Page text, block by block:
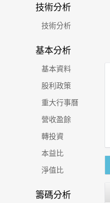
技術分析
技術分析
基本分析
基本資料
股利政策
重大行事曆
營收盈餘
轉投資
本益比
淨值比
籌碼分析